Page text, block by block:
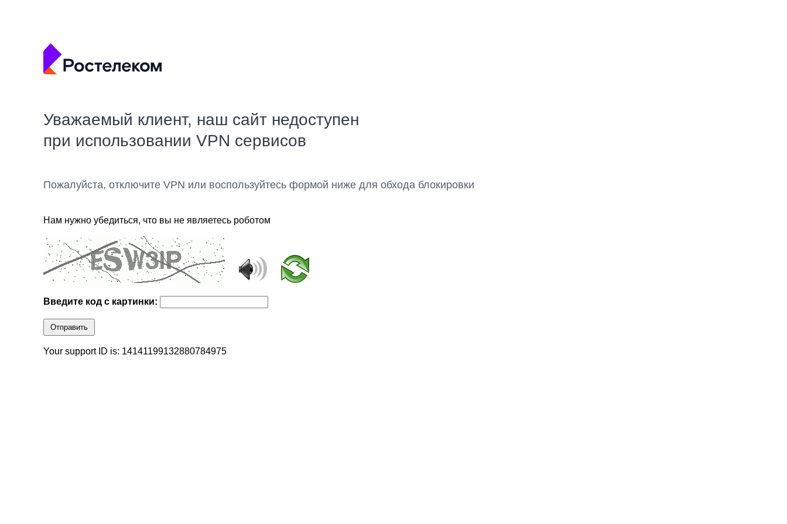
Уважаемый клиент, наш сайт недоступен
при использовании VPN сервисов
Пожалуйста, отключите VPN или воспользуйтесь формой ниже для обхода блокировки
Нам нужно убедиться, что вы не являетесь роботом
Введите код с картинки:
Отправить
Your support ID is: 14141199132880784975